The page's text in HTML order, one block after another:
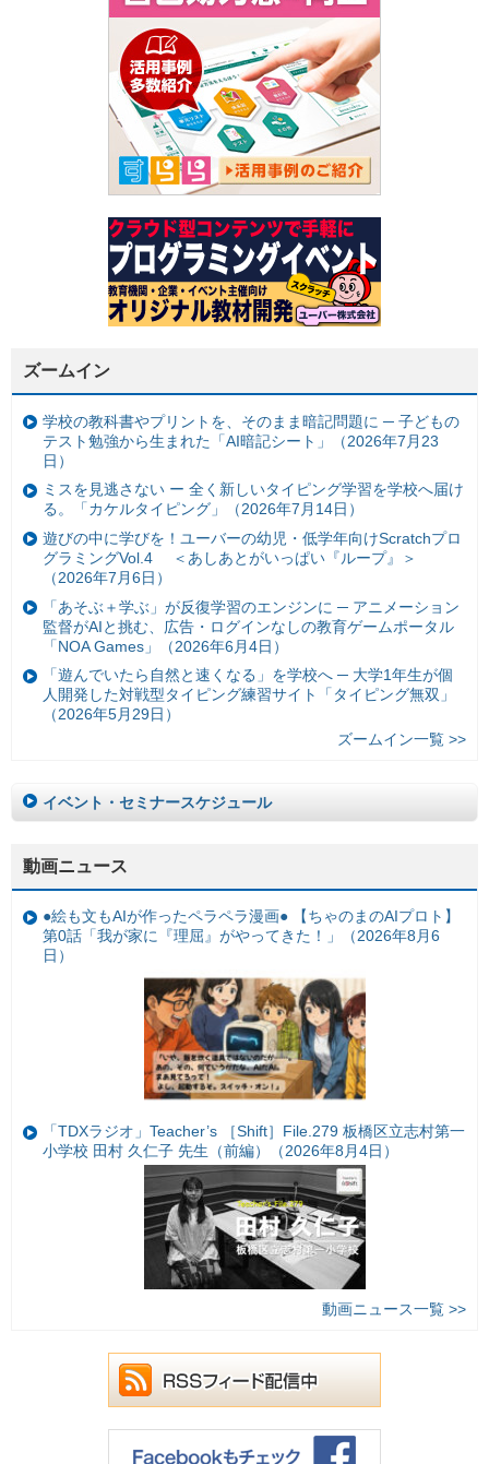
ズームイン
学校の教科書やプリントを、そのまま暗記問題に ─ 子どもの
テスト勉強から生まれた「AI暗記シート」（2026年7月23
日）
ミスを見逃さない ー 全く新しいタイピング学習を学校へ届け
る。「カケルタイピング」（2026年7月14日）
遊びの中に学びを！ユーバーの幼児・低学年向けScratchプロ
グラミングVol.4 ＜あしあとがいっぱい『ループ』＞
（2026年7月6日）
「あそぶ＋学ぶ」が反復学習のエンジンに ─ アニメーション
監督がAIと挑む、広告・ログインなしの教育ゲームポータル
「NOA Games」（2026年6月4日）
「遊んでいたら自然と速くなる」を学校へ ─ 大学1年生が個
人開発した対戦型タイピング練習サイト「タイピング無双」
（2026年5月29日）
ズームイン一覧 >>
イベント・セミナースケジュール
動画ニュース
●絵も文もAIが作ったペラペラ漫画● 【ちゃのまのAIプロト】
第0話「我が家に『理屈』がやってきた！」（2026年8月6
日）
「TDXラジオ」Teacher’s ［Shift］File.279 板橋区立志村第一
小学校 田村 久仁子 先生（前編）（2026年8月4日）
動画ニュース一覧 >>